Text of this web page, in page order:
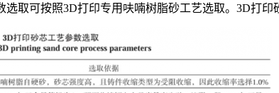
取可按照3D打印专用呋喃树脂砂工艺选取。3D打